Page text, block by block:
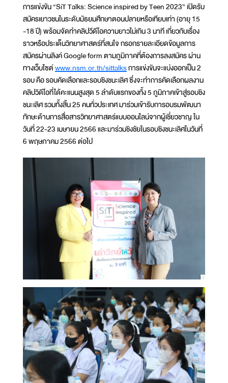
การแข่งขัน “SiT Talks: Science inspired by Teen 2023” เปิดรับ
สมัครเยาวชนในระดับมัธยมศึกษาตอนปลายหรือเทียบเท่า (อายุ 15
-18 ปี) พร้อมจัดทำคลิปวีดีโอความยาวไม่เกิน 3 นาที เกี่ยวกับเรื่อง
ราวหรือประเด็นวิทยาศาสตร์ที่สนใจ กรอกรายละเอียดข้อมูลการ
สมัครผ่านลิงค์ Google form ตามภูมิภาคที่ต้องการลงสมัคร ผ่าน
ทางเว็บไซต์www.nsm.or.th/sittalksการแข่งขันจะแบ่งออกเป็น 2
รอบ คือ รอบคัดเลือกและรอบชิงชนะเลิศ ซึ่งจะทำการคัดเลือกผลงาน
คลิปวิดีโอที่ได้คะแนนสูงสุด 5 ลำดับแรกของทั้ง 5 ภูมิภาคเข้าสู่รอบชิง
ชนะเลิศ รวมทั้งสิ้น 25 คนทั่วประเทศ มาร่วมเข้ารับการอบรมพัฒนา
ทักษะด้านการสื่อสารวิทยาศาสตร์แบบออนไลน์จากผู้เชี่ยวชาญ ใน
วันที่ 22-23 เมษายน 2566 และมาร่วมชิงชัยในรอบชิงชนะเลิศในวันที่
6 พฤษภาคม 2566 ต่อไป